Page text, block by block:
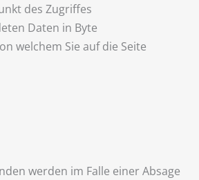
des Zugriffes
Daten in Byte
welchem Sie auf die Seite
werden im Falle einer Absage